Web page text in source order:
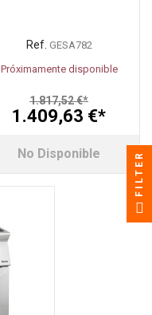
Ref. GESA782
Próximamente disponible
1.817,52 €*
1.409,63 €*
No Disponible FILTER